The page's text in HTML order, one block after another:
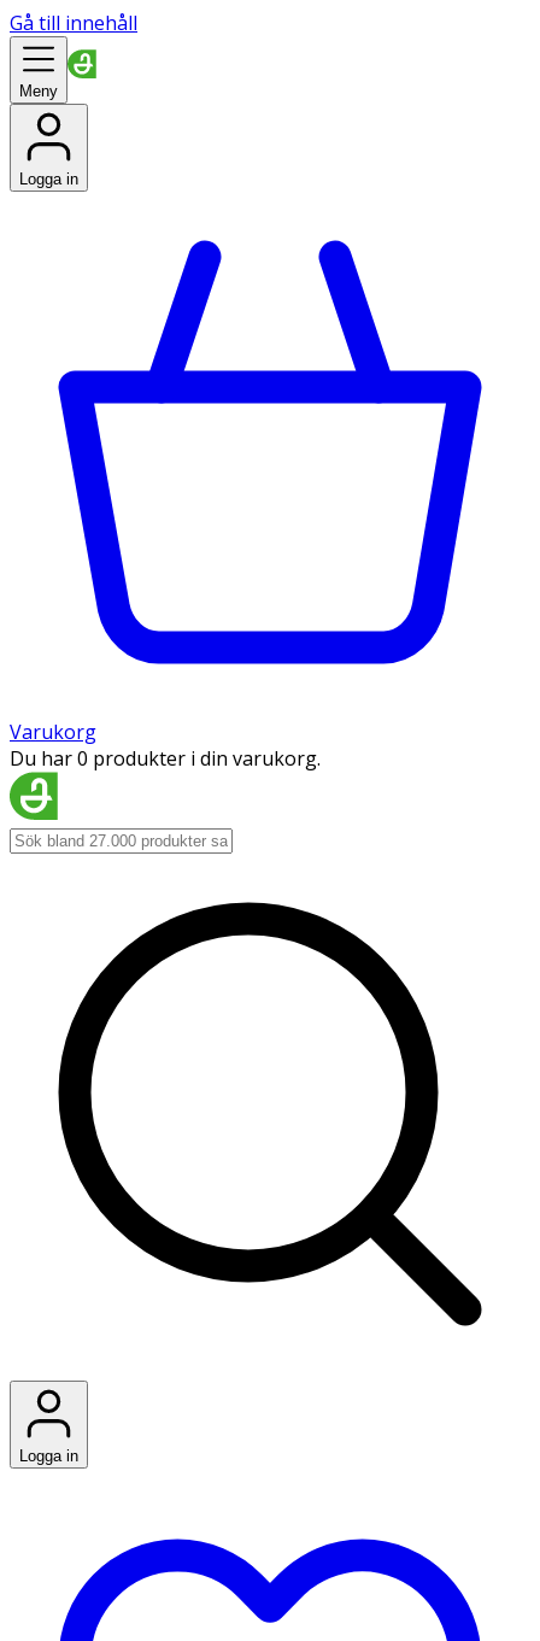
Gå till innehåll
Meny
Logga in
Varukorg
Du har 0 produkter i din varukorg.
Logga in